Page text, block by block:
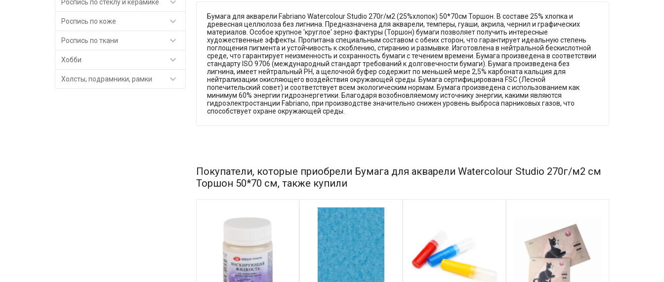
Роспись по стеклу и керамике
Роспись по коже 
Роспись по ткани 
Хобби 
Холсты, подрамники, рамки 
Бумага для акварели Fabriano Watercolour Studio 270г/м2 (25%хлопок) 50*70см Торшон. В составе 25% хлопка и
древесная целлюлоза без лигнина. Предназначена для акварели, темперы, гуаши, акрила, чернил и графических
материалов. Особое крупное 'круглое' зерно фактуры (Торшон) бумаги позволяет получить интересные
художественные эффекты. Пропитана специальным составом с обеих сторон, что гарантирует идеальную степень
поглощения пигмента и устойчивость к скоблению, стиранию и размывке. Изготовлена в нейтральной бескислотной
среде, что гарантирует неизменность и сохранность бумаги с течением времени. Бумага произведена в соответствии
стандарту ISO 9706 (международный стандарт требований к долговечности бумаги). Бумага произведена без
лигнина, имеет нейтральный PH, а щелочной буфер содержит по меньшей мере 2,5% карбоната кальция для
нейтрализации окисляющего воздействия окружающей среды. Бумага сертифицирована FSC (Лесной
попечительский совет) и соответствует всем экологическим нормам. Бумага произведена с использованием как
минимум 60% энергии гидроэнергетики. Благодаря возобновляемому источнику энергии, какими являются
гидроэлектростанции Fabriano, при производстве значительно снижен уровень выброса парниковых газов, что
способствует охране окружающей среды.
Покупатели, которые приобрели Бумага для акварели Watercolour Studio 270г/м2 см
Торшон 50*70 см, также купили